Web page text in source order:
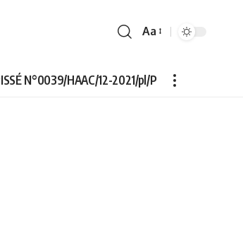
Font
Aa
N°0039/HAAC/12-2021/pl/P